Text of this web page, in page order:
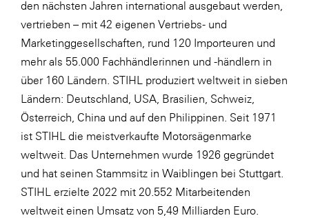
den nächsten Jahren international ausgebaut werden,
vertrieben – mit 42 eigenen Vertriebs- und
Marketinggesellschaften, rund 120 Importeuren und
mehr als 55.000 Fachhändlerinnen und -händlern in
über 160 Ländern. STIHL produziert weltweit in sieben
Ländern: Deutschland, USA, Brasilien, Schweiz,
Österreich, China und auf den Philippinen. Seit 1971
ist STIHL die meistverkaufte Motorsägenmarke
weltweit. Das Unternehmen wurde 1926 gegründet
und hat seinen Stammsitz in Waiblingen bei Stuttgart.
STIHL erzielte 2022 mit 20.552 Mitarbeitenden
weltweit einen Umsatz von 5,49 Milliarden Euro.